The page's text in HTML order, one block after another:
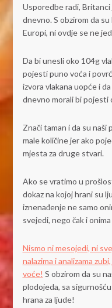
Usporedbe radi,
dnevno. S obzirom da
Europi, ni ovdje se ne
Da bi unesli oko 104g
pojesti puno voća i
izvora vlakana uopće i
dnevno morali bi pojesti
Znači taman i da su
male količine jer ako
mjesta za druge stvari.
Ako se vratimo u
dokaz na kojoj hrani su
iznenađenje ne samo
svejedi, nego čak i
Nismo ni mesojedi, ni
nalazima i analizama
voće! S obzirom da su
plodojeda, sa
hrana za ljude!